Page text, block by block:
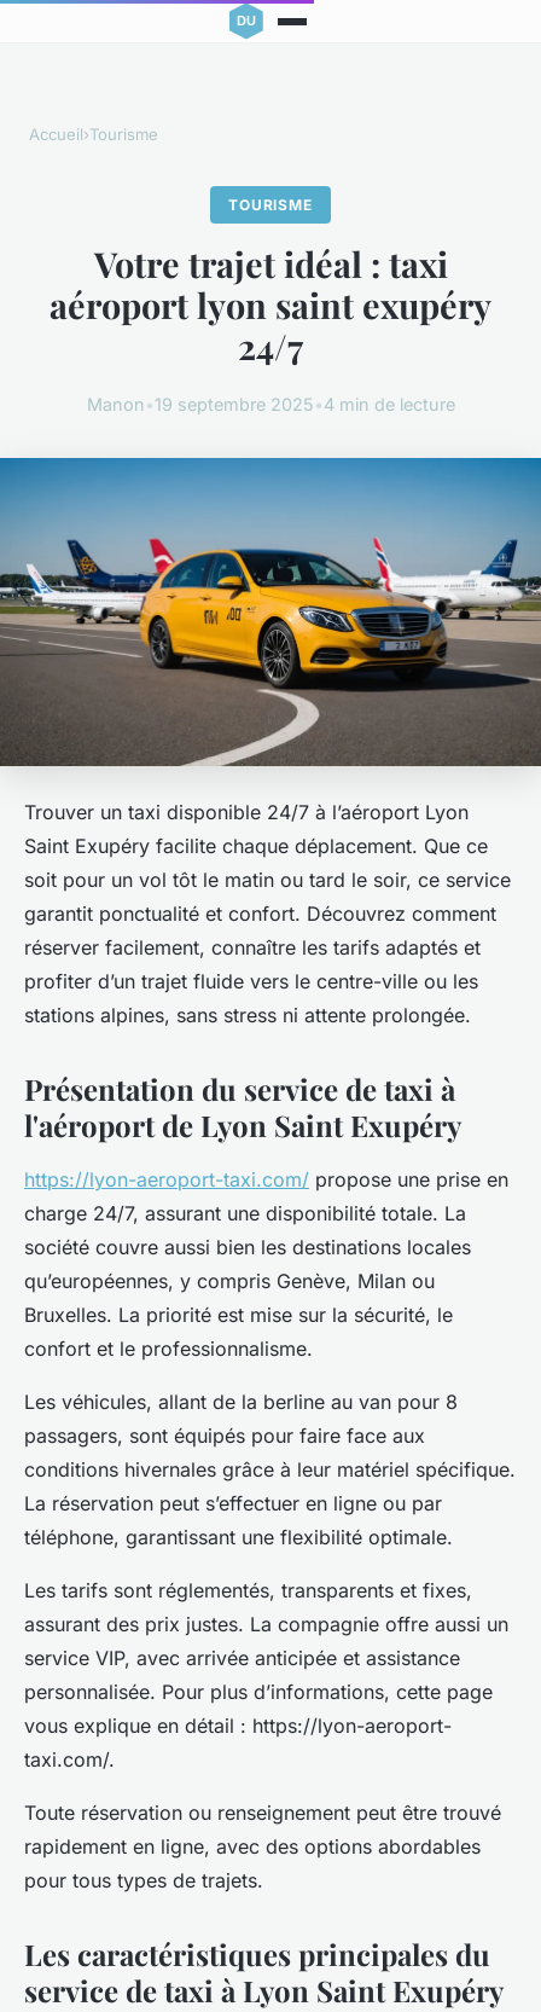
Accueil›Tourisme
TOURISME
Votre trajet idéal : taxi
aéroport lyon saint exupéry
24/7
Manon•19 septembre 2025•4 min de lecture
Trouver un taxi disponible 24/7 à l’aéroport Lyon
Saint Exupéry facilite chaque déplacement. Que ce
soit pour un vol tôt le matin ou tard le soir, ce service
garantit ponctualité et confort. Découvrez comment
réserver facilement, connaître les tarifs adaptés et
profiter d’un trajet fluide vers le centre-ville ou les
stations alpines, sans stress ni attente prolongée.
Présentation du service de taxi à
l'aéroport de Lyon Saint Exupéry
https://lyon-aeroport-taxi.com/ propose une prise en
charge 24/7, assurant une disponibilité totale. La
société couvre aussi bien les destinations locales
qu’européennes, y compris Genève, Milan ou
Bruxelles. La priorité est mise sur la sécurité, le
confort et le professionnalisme.
Les véhicules, allant de la berline au van pour 8
passagers, sont équipés pour faire face aux
conditions hivernales grâce à leur matériel spécifique.
La réservation peut s’effectuer en ligne ou par
téléphone, garantissant une flexibilité optimale.
Les tarifs sont réglementés, transparents et fixes,
assurant des prix justes. La compagnie offre aussi un
service VIP, avec arrivée anticipée et assistance
personnalisée. Pour plus d’informations, cette page
vous explique en détail : https://lyon-aeroport-
taxi.com/.
Toute réservation ou renseignement peut être trouvé
rapidement en ligne, avec des options abordables
pour tous types de trajets.
Les caractéristiques principales du
service de taxi à Lyon Saint Exupéry